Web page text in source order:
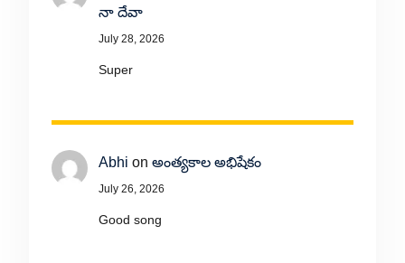
నా దేవా
July 28, 2026
Super
Abhi on అంత్యకాల అభిషేకం
July 26, 2026
Good song